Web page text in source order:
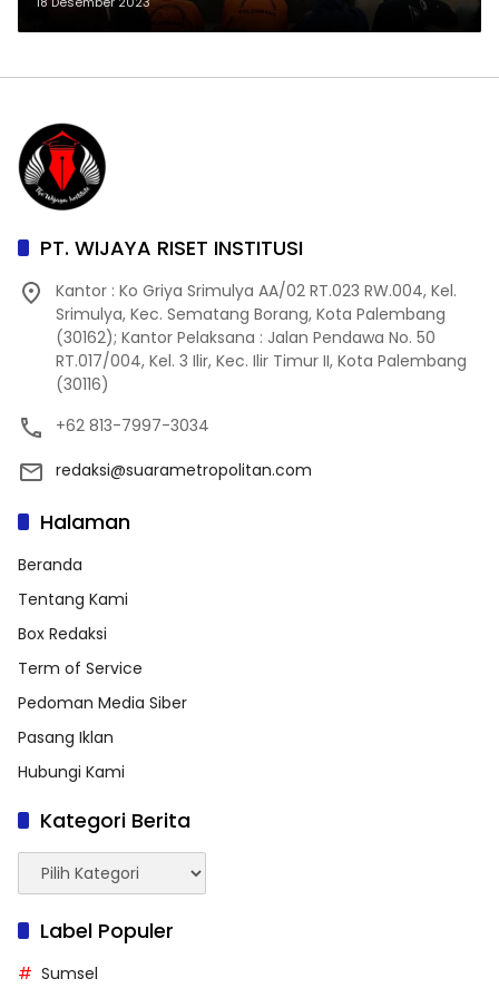
PT. WIJAYA RISET INSTITUSI
Kantor : Ko Griya Srimulya AA/02 RT.023 RW.004, Kel.
Srimulya, Kec. Sematang Borang, Kota Palembang
(30162); Kantor Pelaksana : Jalan Pendawa No. 50
RT.017/004, Kel. 3 Ilir, Kec. Ilir Timur II, Kota Palembang
(30116)
+62 813-7997-3034
redaksi@suarametropolitan.com
Halaman
Beranda
Tentang Kami
Box Redaksi
Term of Service
Pedoman Media Siber
Pasang Iklan
Hubungi Kami
Kategori Berita
Kategori
Berita
Label Populer
Sumsel